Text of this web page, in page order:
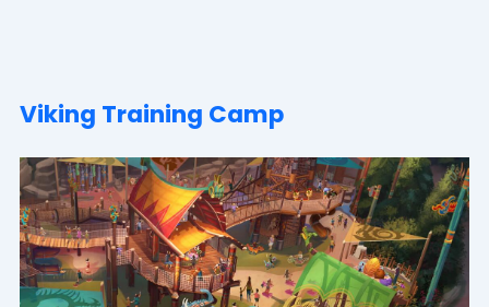
Viking Training Camp